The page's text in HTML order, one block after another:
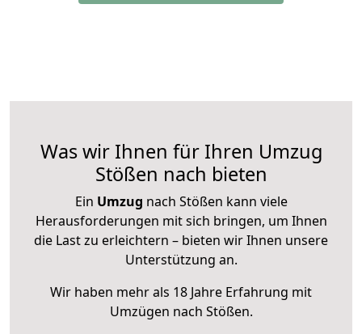
Was wir Ihnen für Ihren Umzug
Stößen nach bieten
Ein Umzug nach Stößen kann viele
Herausforderungen mit sich bringen, um Ihnen
die Last zu erleichtern – bieten wir Ihnen unsere
Unterstützung an.
Wir haben mehr als 18 Jahre Erfahrung mit
Umzügen nach Stößen.